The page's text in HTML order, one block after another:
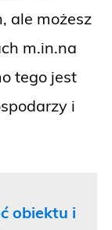
ale możesz
m.in.na
tego jest
i
obiektu i